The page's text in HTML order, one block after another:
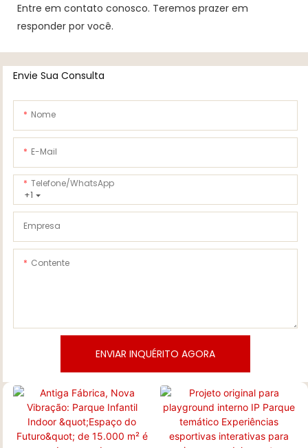
Entre em contato conosco. Teremos prazer em
responder por você.
Envie Sua Consulta
Nome
E-Mail
+1
Telefone/WhatsApp
Empresa
Contente
ENVIAR INQUÉRITO AGORA